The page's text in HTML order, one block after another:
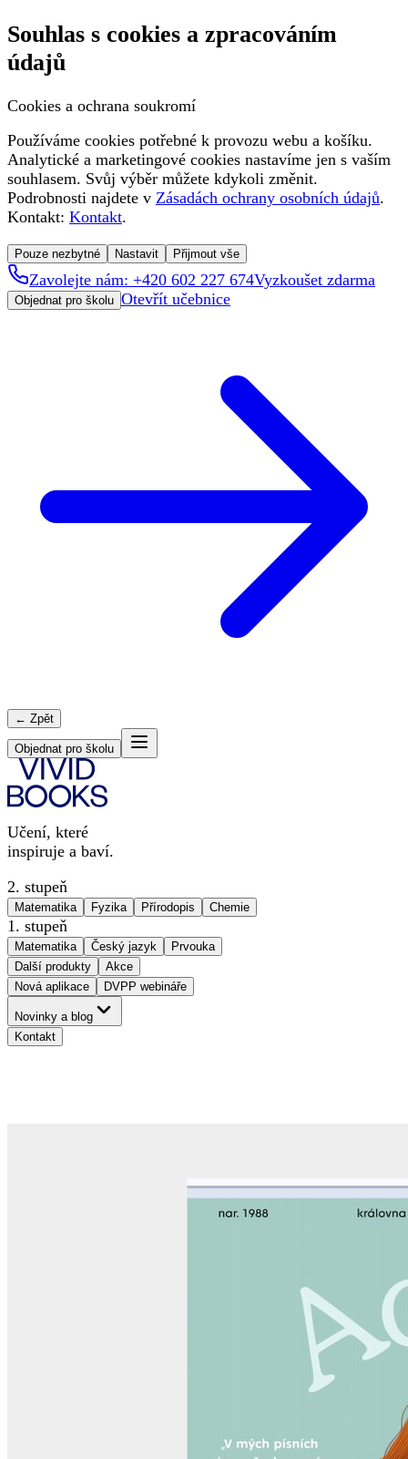
Souhlas s cookies a zpracováním
údajů
Cookies a ochrana soukromí
Používáme cookies potřebné k provozu webu a košíku.
Analytické a marketingové cookies nastavíme jen s vaším
souhlasem. Svůj výběr můžete kdykoli změnit.
Podrobnosti najdete v Zásadách ochrany osobních údajů.
Kontakt: Kontakt.
Pouze nezbytné Nastavit Přijmout vše
Zavolejte nám: +420 602 227 674Vyzkoušet zdarma
Objednat pro školu Otevřít učebnice
← Zpět
Objednat pro školu
Učení, které
inspiruje a baví.
2. stupeň
Matematika Fyzika Přírodopis Chemie
1. stupeň
Matematika Český jazyk
Prvouka
Další produkty
Akce
Nová aplikace
DVPP webináře
Novinky a blog
Kontakt